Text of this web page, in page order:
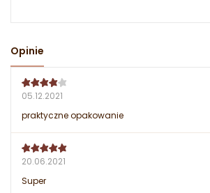
Opinie
05.12.2021
praktyczne opakowanie
20.06.2021
Super